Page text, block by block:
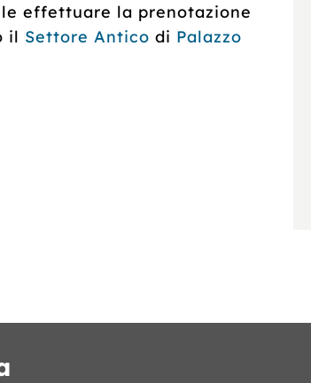
effettuare la prenotazione
il Settore Antico di Palazzo